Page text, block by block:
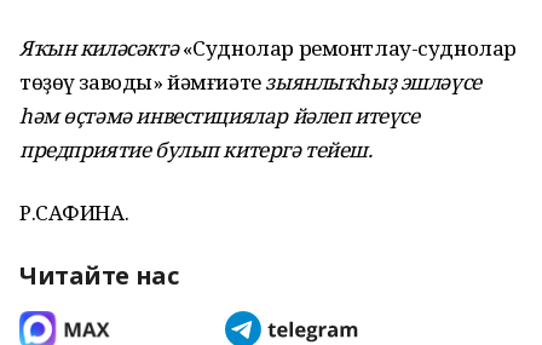
Яҡын киләсәктә«Суднолар ремонтлау-суднолар
төҙөү заводы» йәмғиәтезыянлыҡһыҙ эшләүсе
һәм өҫтәмә инвестициялар йәлеп итеүсе
предприятие булып китергә тейеш.
Р.САФИНА.
Читайте нас